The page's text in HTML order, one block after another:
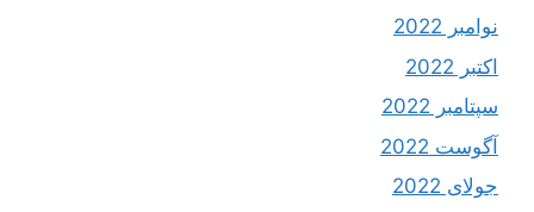
نوامبر 2022
اکتبر 2022
سپتامبر 2022
آگوست 2022
جولای 2022